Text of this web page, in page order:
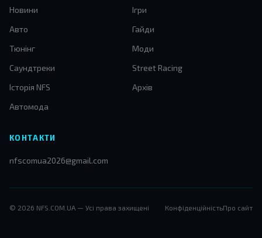
Новини
Ігри
Авто
Гайди
Тюнінг
Моди
Саундтреки
Street Racing
Історія NFS
Архів
Автомода
КОНТАКТИ
nfscomua2026@gmail.com
© 2026 NFS.COM.UA — Усі права захищені КонфіденційністьПро сайт